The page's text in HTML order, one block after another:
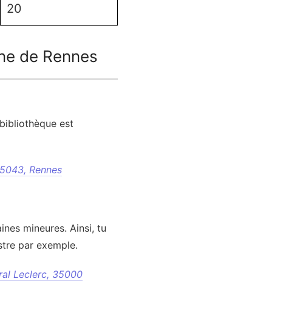
20
de Rennes
est
Rennes
mineures. Ainsi, tu
par exemple.
Leclerc, 35000